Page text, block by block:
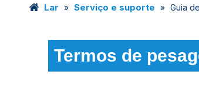
Lar » Serviço e suporte » Guia
Termos de